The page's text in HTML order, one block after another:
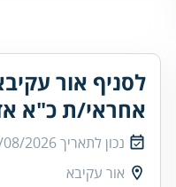
לסניף אור
אחראי/ת כ"א
נכון לתאריך08/2026
אור עקיבא